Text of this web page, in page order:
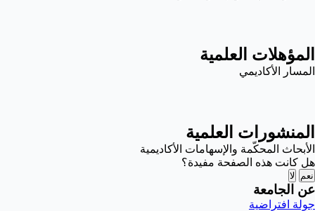
المؤهلات العلمية
المسار الأكاديمي
المنشورات العلمية
الأبحاث المحكّمة والإسهامات الأكاديمية
هل كانت هذه الصفحة مفيدة؟
نعم لا
عن الجامعة
جولة افتراضية